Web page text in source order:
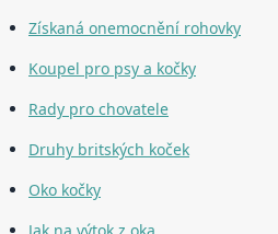
Získaná onemocnění rohovky
Koupel pro psy a kočky
Rady pro chovatele
Druhy britských koček
Oko kočky